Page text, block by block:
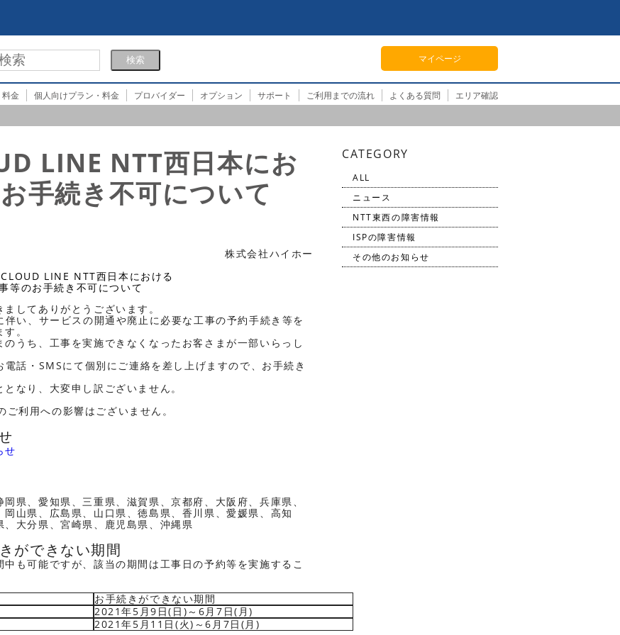
マイページ
料金 個人向けプラン・料金 プロバイダー オプション サポート ご利用までの流れ よくある質問
エリア確認
LINE NTT西日本にお
手続き不可について
株式会社ハイホー
CLOUD LINE NTT西日本における
等のお手続き不可について
してありがとうございます。
い、サービスの開通や廃止に必要な工事の予約手続き等を
。
うち、工事を実施できなくなったお客さまが一部いらっし
話・SMSにて個別にご連絡を差し上げますので、お手続き
なり、大変申し訳ございません。
利用への影響はございません。
せ
県、愛知県、三重県、滋賀県、京都府、大阪府、兵庫県、
山県、広島県、山口県、徳島県、香川県、愛媛県、高知
大分県、宮崎県、鹿児島県、沖縄県
ができない期間
も可能ですが、該当の期間は工事日の予約等を実施するこ
お手続きができない期間
2021年5月9日(日)～6月7日(月)
2021年5月11日(火)～6月7日(月)
CATEGORY
ALL
ニュース
NTT東西の障害情報
ISPの障害情報
その他のお知らせ